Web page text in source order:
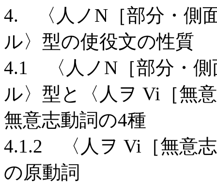
4. 〈人ノN［部分・側
ル〉型の使役文の性質
4.1 〈人ノN［部分・側
ル〉型と〈人ヲ Vi［無
無意志動詞の4種
4.1.2 〈人ヲ Vi［無意
の原動詞